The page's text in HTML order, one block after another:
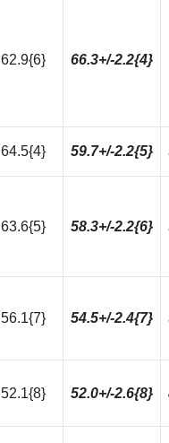
62.9{6} 66.3+/-2.2{4}
64.5{4} 59.7+/-2.2{5}
63.6{5} 58.3+/-2.2{6}
56.1{7} 54.5+/-2.4{7}
52.1{8} 52.0+/-2.6{8}